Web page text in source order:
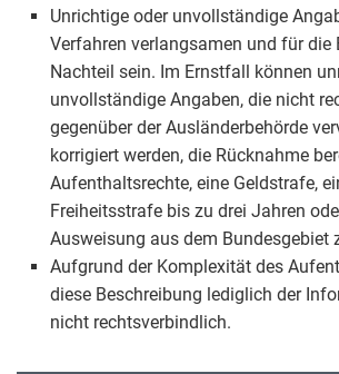
Unrichtige oder unvollständige
Verfahren verlangsamen und für die
Nachteil sein. Im Ernstfall können
unvollständige Angaben, die nicht
gegenüber der Ausländerbehörde
korrigiert werden, die Rücknahme
Aufenthaltsrechte, eine Geldstrafe,
Freiheitsstrafe bis zu drei Jahren
Ausweisung aus dem Bundesgebiet
Aufgrund der Komplexität des
diese Beschreibung lediglich der
nicht rechtsverbindlich.